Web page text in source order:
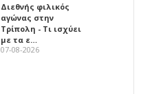
Διεθνής φιλικός
αγώνας στην
Τρίπολη - Τι ισχύει
με τα ε…
07-08-2026